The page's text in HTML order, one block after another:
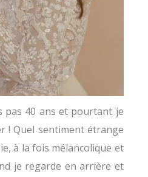
pas 40 ans et pourtant je
! Quel sentiment étrange
à la fois mélancolique et
je regarde en arrière et